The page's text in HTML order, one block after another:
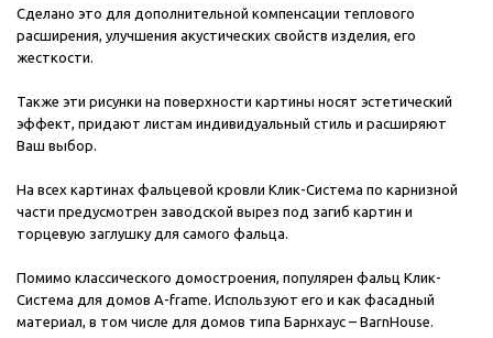
Сделано это для дополнительной компенсации теплового
расширения, улучшения акустических свойств изделия, его
жесткости.
Также эти рисунки на поверхности картины носят эстетический
эффект, придают листам индивидуальный стиль и расширяют
Ваш выбор.
На всех картинах фальцевой кровли Клик-Система по карнизной
части предусмотрен заводской вырез под загиб картин и
торцевую заглушку для самого фальца.
Помимо классического домостроения, популярен фальц Клик-
Система для домов A-frame. Используют его и как фасадный
материал, в том числе для домов типа Барнхаус – BarnHouse.